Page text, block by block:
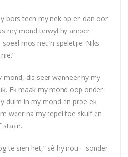
bors teen my nek op en dan oor
my mond terwyl hy amper
mos net ‘n speletjie. Niks
mond, dis seer wanneer hy my
Ek maak my mond oop onder
duim in my mond en proe ek
weer na my tepel toe skuif en
staan.
te sien het,” sê hy nou – sonder